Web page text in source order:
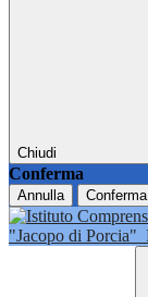
Chiudi
Conferma
Annulla Conferma
"Jacopo di Porcia"